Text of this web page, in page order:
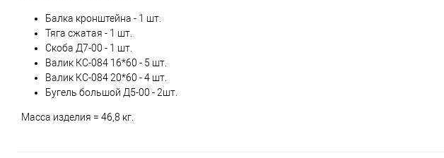
Балка кронштейна - 1 шт.
Тяга сжатая - 1 шт.
Скоба Д7-00 - 1 шт.
Валик КС-084 16*60 - 5 шт.
Валик КС-084 20*60 - 4 шт.
Бугель большой Д5-00 - 2шт.
Масса изделия = 46,8 кг.